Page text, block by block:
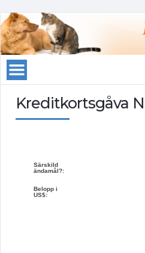
Kreditkortsgåva
Särskild
ändamål?:
Belopp i
US$: